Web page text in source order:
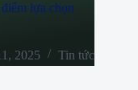
lựa chọn
2025 Tin tức